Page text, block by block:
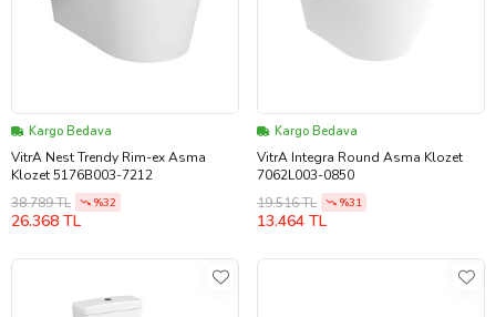
Kargo Bedava
VitrA Nest Trendy Rim-ex Asma
Klozet 5176B003-7212
38.789 TL
%32
26.368 TL
Kargo Bedava
VitrA Integra Round Asma Klozet
7062L003-0850
19.516 TL
%31
13.464 TL